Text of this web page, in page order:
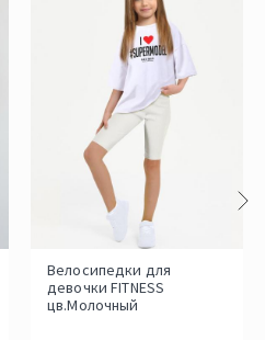
Велосипедки для
девочки FITNESS
цв.Молочный